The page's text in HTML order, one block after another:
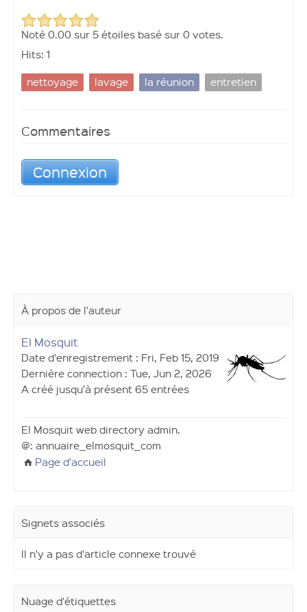
Noté 0.00 sur 5 étoiles basé sur 0 votes.
Hits: 1
nettoyage
lavage la réunion entretien
Commentaires
Connexion
À propos de l'auteur
El Mosquit
Date d'enregistrement : Fri, Feb 15, 2019
Dernière connection : Tue, Jun 2, 2026
A créé jusqu'à présent 65 entrées
El Mosquit web directory admin.
@: annuaire_elmosquit_com
Page d'accueil
Signets associés
Il n'y a pas d'article connexe trouvé
Nuage d'étiquettes